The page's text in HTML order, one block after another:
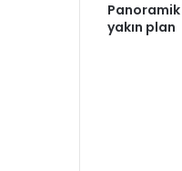
yakın plan